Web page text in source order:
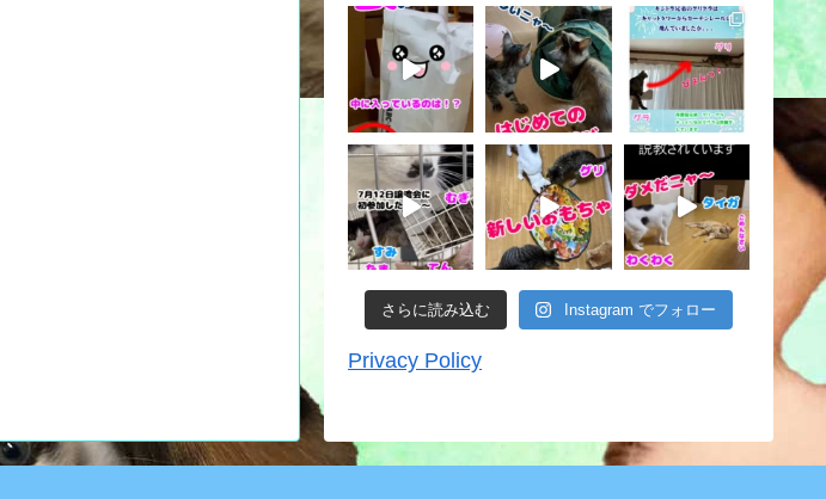
さらに読み込む Instagram でフォロー
Privacy Policy